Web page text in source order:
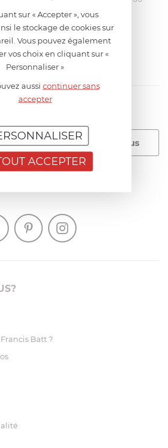
a été très rapide. ...»
09:43
11031/121/123/124
newsletter
Batt ?
sur « Accepter », vous
le stockage de cookies sur
Vous pouvez également
vos choix en cliquant sur «
Personnaliser »
aussi continuer sans
accepter
ACCEPTER